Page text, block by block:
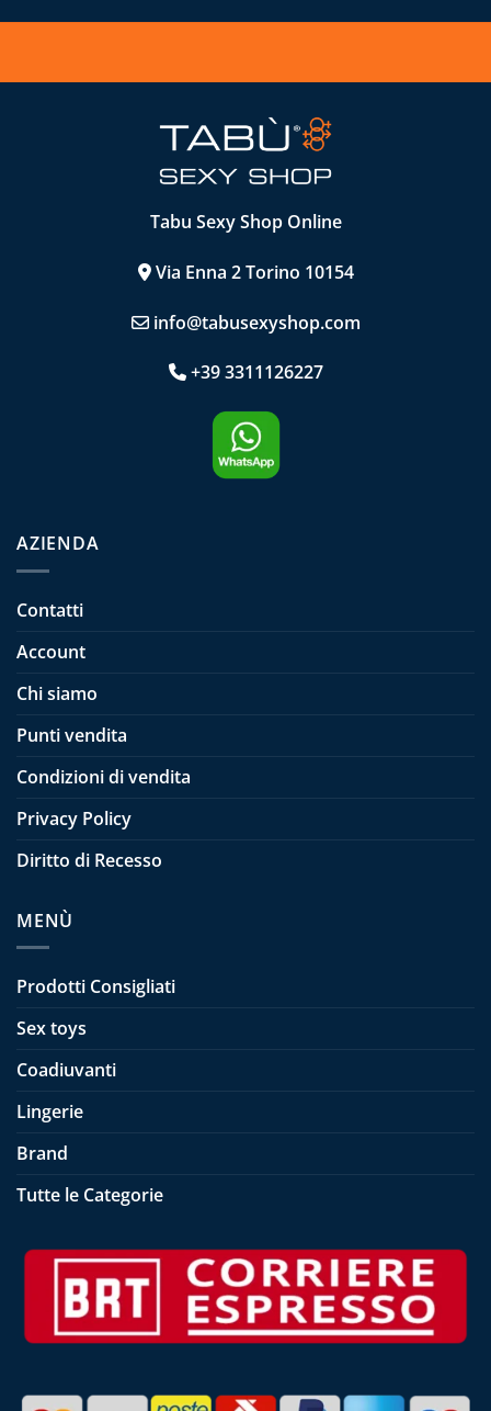
Tabu Sexy Shop Online
Via Enna 2 Torino 10154
info@tabusexyshop.com
+39 3311126227
AZIENDA
Contatti
Account
Chi siamo
Punti vendita
Condizioni di vendita
Privacy Policy
Diritto di Recesso
MENÙ
Prodotti Consigliati
Sex toys
Coadiuvanti
Lingerie
Brand
Tutte le Categorie